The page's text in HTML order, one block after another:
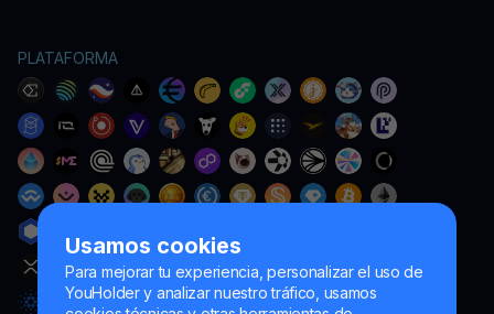
Usamos cookies
Para mejorar tu experiencia, personalizar el uso de
YouHolder y analizar nuestro tráfico, usamos
PLATAFORMA